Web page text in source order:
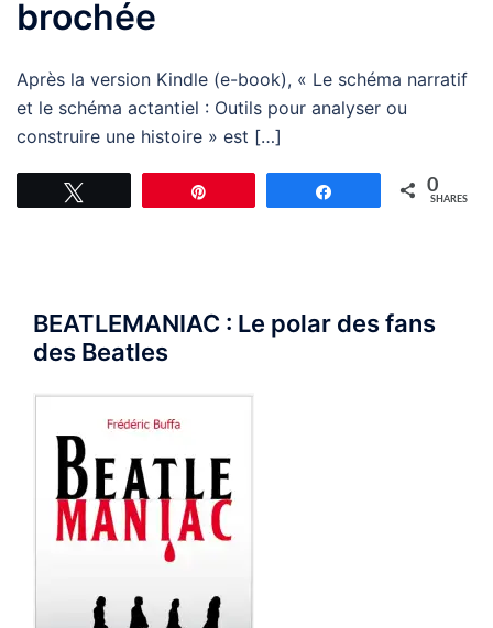
brochée
Après la version Kindle (e-book), « Le schéma narratif
et le schéma actantiel : Outils pour analyser ou
construire une histoire » est […]
0
SHARES
BEATLEMANIAC : Le polar des fans
des Beatles